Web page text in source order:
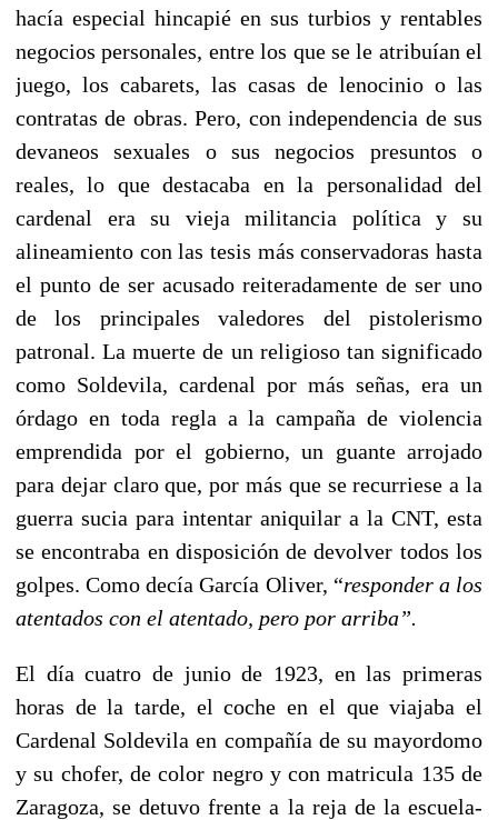
hacía especial hincapié en sus turbios y rentables
negocios personales, entre los que se le atribuían el
juego, los cabarets, las casas de lenocinio o las
contratas de obras. Pero, con independencia de sus
devaneos sexuales o sus negocios presuntos o
reales, lo que destacaba en la personalidad del
cardenal era su vieja militancia política y su
alineamiento con las tesis más conservadoras hasta
el punto de ser acusado reiteradamente de ser uno
de los principales valedores del pistolerismo
patronal. La muerte de un religioso tan significado
como Soldevila, cardenal por más señas, era un
órdago en toda regla a la campaña de violencia
emprendida por el gobierno, un guante arrojado
para dejar claro que, por más que se recurriese a la
guerra sucia para intentar aniquilar a la CNT, esta
se encontraba en disposición de devolver todos los
golpes. Como decía García Oliver, “responder a los
atentados con el atentado, pero por arriba”.
El día cuatro de junio de 1923, en las primeras
horas de la tarde, el coche en el que viajaba el
Cardenal Soldevila en compañía de su mayordomo
y su chofer, de color negro y con matricula 135 de
Zaragoza, se detuvo frente a la reja de la escuela-